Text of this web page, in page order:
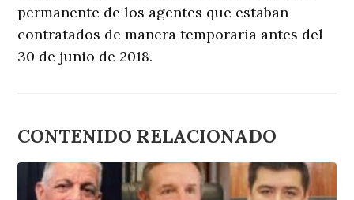
permanente de los agentes que estaban
contratados de manera temporaria antes del
30 de junio de 2018.
CONTENIDO RELACIONADO